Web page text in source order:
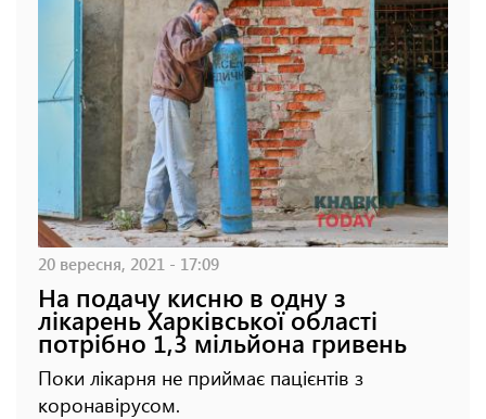
20 вересня, 2021 - 17:09
На подачу кисню в одну з
лікарень Харківської області
потрібно 1,3 мільйона гривень
Поки лікарня не приймає пацієнтів з
коронавірусом.